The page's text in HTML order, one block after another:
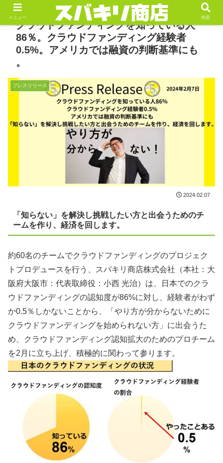
クラウドファンディングを知っている人
86％。クラウドファンディング経験者
0.5%。アメリカでは融資の判断基準にも
。
プレスリリース
2024.02.07
「知らない」を解決し挑戦したい方と出会うためのチ
ームを作り、経済を回します。
約60名のチームでクラウドファンディングのプロジェク
トプロデュースを行う、スバキリ商店株式会社（本社：大
阪府大阪市：代表取締役：小西 光治）は、日本でのクラ
ウドファンディングの認知度が86%に対し、経験者がわず
か0.5％しかないことから、「やり方が分からないために
クラウドファンディングを始められない方」に出会うた
め、クラウドファンディング認知拡大のためのプロチーム
を2月に立ち上げ、積極的に関わって参ります。
メニュー 検索